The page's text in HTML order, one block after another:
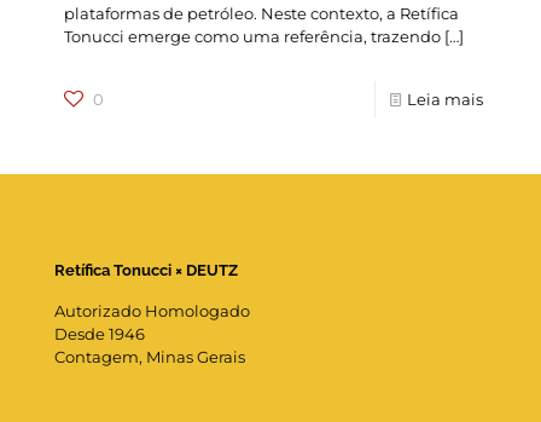
plataformas de petróleo. Neste contexto, a Retífica
Tonucci emerge como uma referência, trazendo […]
0 Leia mais
Retífica Tonucci × DEUTZ
Autorizado Homologado
Desde 1946
Contagem, Minas Gerais